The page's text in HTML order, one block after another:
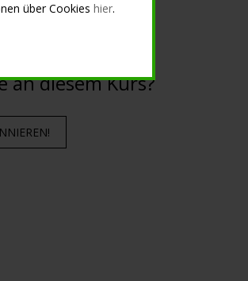
an diesem Kurs?
über Cookieshier.